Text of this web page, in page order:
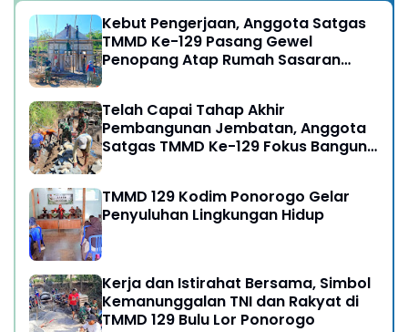
Kebut Pengerjaan, Anggota Satgas
TMMD Ke-129 Pasang Gewel
Penopang Atap Rumah Sasaran
Telah Capai Tahap Akhir
Pembangunan Jembatan, Anggota
Satgas TMMD Ke-129 Fokus Bangun
TMMD 129 Kodim Ponorogo Gelar
Penyuluhan Lingkungan Hidup
Kerja dan Istirahat Bersama, Simbol
Kemanunggalan TNI dan Rakyat di
TMMD 129 Bulu Lor Ponorogo